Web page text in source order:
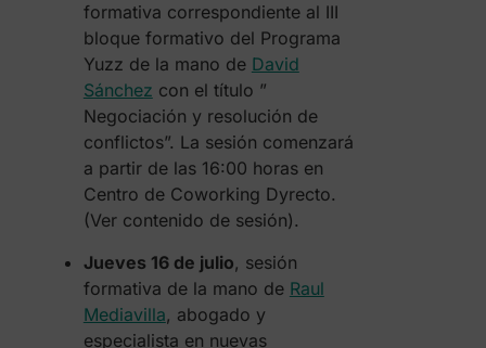
formativa correspondiente al III
bloque formativo del Programa
Yuzz de la mano de David
Sánchez con el título ”
Negociación y resolución de
conflictos”. La sesión comenzará
a partir de las 16:00 horas en
Centro de Coworking Dyrecto.
(Ver contenido de sesión).
Jueves 16 de julio, sesión
formativa de la mano de Raul
Mediavilla, abogado y
especialista en nuevas